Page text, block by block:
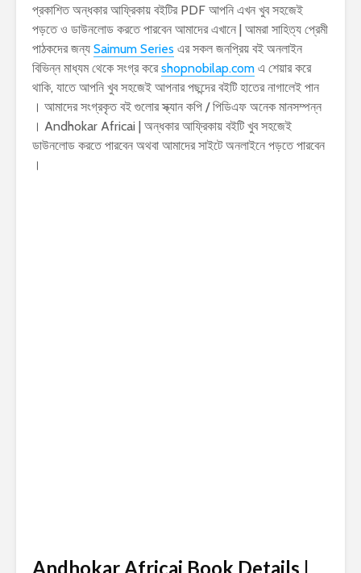
প্রকাশিত অন্ধকার আফ্রিকায় বইটির PDF আপনি এখন খুব সহজেই
পড়তে ও ডাউনলোড করতে পারবেন আমাদের এখানে | আমরা সাহিত্য প্রেমী
পাঠকদের জন্য Saimum Series এর সকল জনপ্রিয় বই অনলাইন
বিভিন্ন মাধ্যম থেকে সংগ্র করেshopnobilap.com এ শেয়ার করে
থাকি, যাতে আপনি খুব সহজেই আপনার পছন্দের বইটি হাতের নাগালেই পান
। আমাদের সংগ্রকৃত বই গুলোর স্ক্যান কপি / পিডিএফ অনেক মানসম্পন্ন
। Andhokar Africai | অন্ধকার আফ্রিকায় বইটি খুব সহজেই
ডাউনলোড করতে পারবেন অথবা আমাদের সাইটে অনলাইনে পড়তে পারবেন
।
Andhokar Africai Book Details |